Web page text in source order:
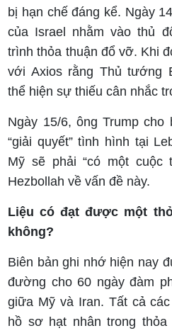
bị hạn chế đáng kể. Ngày
của Israel nhằm vào thủ
trình thỏa thuận đổ vỡ. Khi
với Axios rằng Thủ tướng
thể hiện sự thiếu cân nhắc
Ngày 15/6, ông Trump
“giải quyết” tình hình tại
Mỹ sẽ phải “có một cuộc
Hezbollah về vấn đề này.
Liệu có đạt được một
không?
Biên bản ghi nhớ hiện nay
đường cho 60 ngày đàm
giữa Mỹ và Iran. Tất cả
hồ sơ hạt nhân trong